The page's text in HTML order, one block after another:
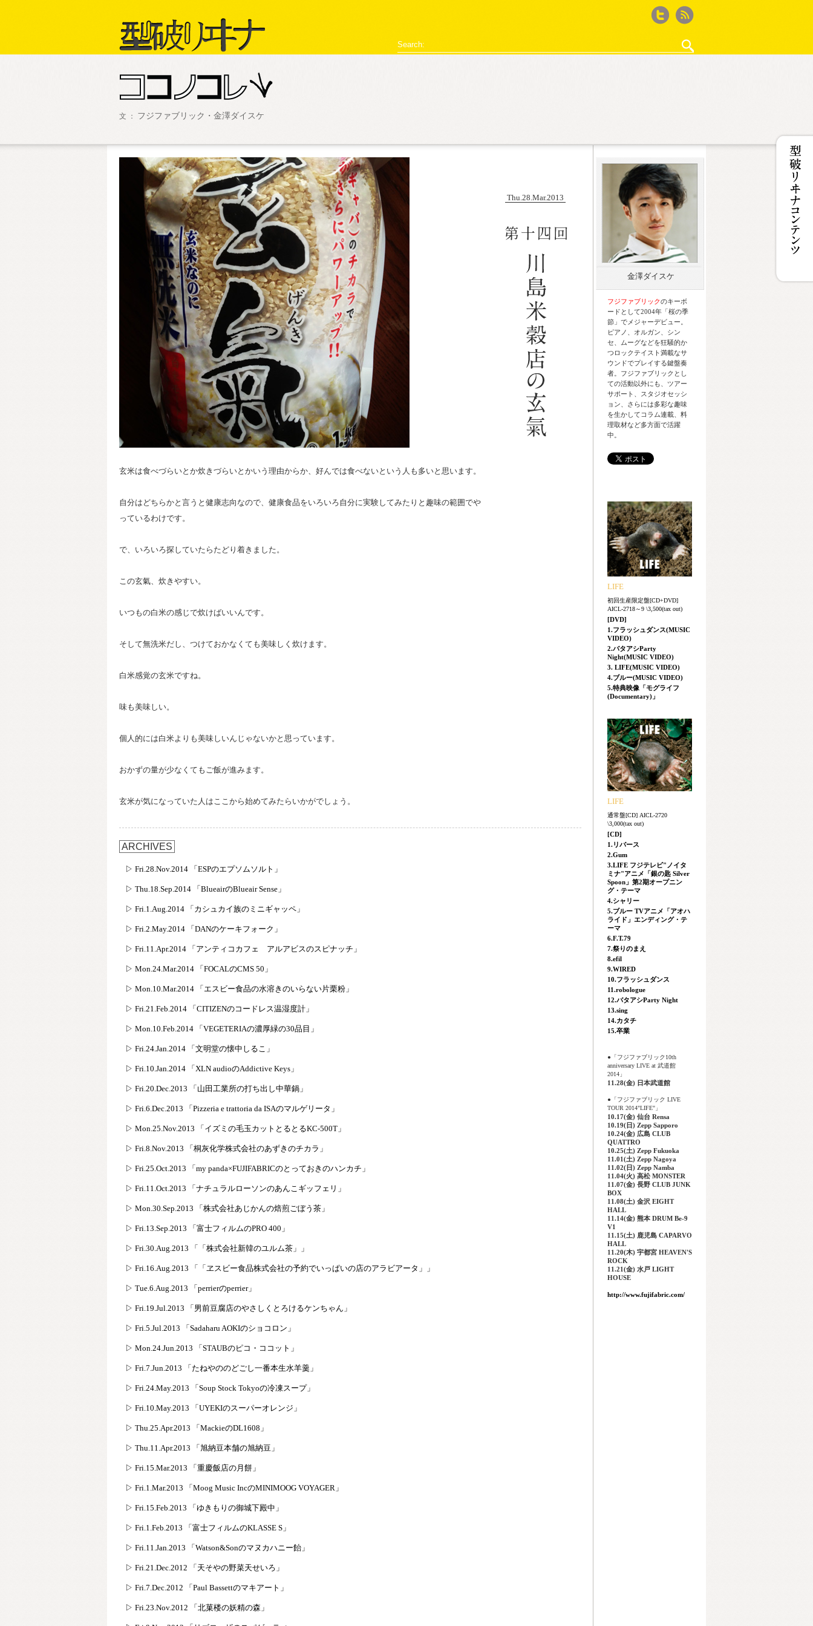
Twitter
Search:
女王のコ
型破リヰナの輪
鈴木淳史の｢WEBサイト作るから何か書いて｣と
文 ： フジファブリック・金澤ダイスケ
金澤ダイスケ
フジファブリックのキーボ
ードとして2004年「桜の季
節」でメジャーデビュー。
ピアノ、オルガン、シン
セ、ムーグなどを狂騒的か
つロックテイスト満載なサ
ウンドでプレイする鍵盤奏
者。フジファブリックとし
ての活動以外にも、ツアー
サポート、スタジオセッシ
ョン、さらには多彩な趣味
を生かしてコラム連載、料
理取材など多方面で活躍
中。
LIFE
初回生産限定盤[CD+DVD]
AICL-2718～9 \3,500(tax out)
[DVD]
1.フラッシュダンス(MUSIC
VIDEO)
2.バタアシParty
Night(MUSIC VIDEO)
3. LIFE(MUSIC VIDEO)
4.ブルー(MUSIC VIDEO)
5.特典映像「モグライフ
(Documentary)」
LIFE
通常盤[CD] AICL-2720
\3,000(tax out)
[CD]
1.リバース
2.Gum
3.LIFE フジテレビ"ノイタ
ミナ"アニメ「銀の匙 Silver
Spoon」第2期オープニン
グ・テーマ
4.シャリー
5.ブルー TVアニメ「アオハ
ライド」エンディング・テ
ーマ
6.F.T.79
7.祭りのまえ
8.efil
9.WIRED
10.フラッシュダンス
11.robologue
12.バタアシParty Night
13.sing
14.カタチ
15.卒業
●「フジファブリック10th
anniversary LIVE at 武道館
2014」
11.28(金) 日本武道館
●「フジファブリック LIVE
TOUR 2014"LIFE"」
10.17(金) 仙台 Rensa
10.19(日) Zepp Sapporo
10.24(金) 広島 CLUB
QUATTRO
10.25(土) Zepp Fukuoka
11.01(土) Zepp Nagoya
11.02(日) Zepp Namba
11.04(火) 高松 MONSTER
11.07(金) 長野 CLUB JUNK
BOX
11.08(土) 金沢 EIGHT
HALL
11.14(金) 熊本 DRUM Be-9
V1
11.15(土) 鹿児島 CAPARVO
HALL
11.20(木) 宇都宮 HEAVEN'S
ROCK
11.21(金) 水戸 LIGHT
HOUSE
http://www.fujifabric.com/
Thu.28.Mar.2013
玄米は食べづらいとか炊きづらいとかいう理由からか、好んでは食べないという人も多いと思います。
自分はどちらかと言うと健康志向なので、健康食品をいろいろ自分に実験してみたりと趣味の範囲でや
っているわけです。
で、いろいろ探していたらたどり着きました。
この玄氣、炊きやすい。
いつもの白米の感じで炊けばいいんです。
そして無洗米だし、つけておかなくても美味しく炊けます。
白米感覚の玄米ですね。
味も美味しい。
個人的には白米よりも美味しいんじゃないかと思っています。
おかずの量が少なくてもご飯が進みます。
玄米が気になっていた人はここから始めてみたらいかがでしょう。
ARCHIVES
▷ Fri.28.Nov.2014 「ESPのエプソムソルト」
▷ Thu.18.Sep.2014 「BlueairのBlueair Sense」
▷ Fri.1.Aug.2014 「カシュカイ族のミニギャッペ」
▷ Fri.2.May.2014 「DANのケーキフォーク」
▷ Fri.11.Apr.2014 「アンティコカフェ アルアビスのスピナッチ」
▷ Mon.24.Mar.2014 「FOCALのCMS 50」
▷ Mon.10.Mar.2014 「エスビー食品の水溶きのいらない片栗粉」
▷ Fri.21.Feb.2014 「CITIZENのコードレス温湿度計」
▷ Mon.10.Feb.2014 「VEGETERIAの濃厚緑の30品目」
▷ Fri.24.Jan.2014 「文明堂の懐中しるこ」
▷ Fri.10.Jan.2014 「XLN audioのAddictive Keys」
▷ Fri.20.Dec.2013 「山田工業所の打ち出し中華鍋」
▷ Fri.6.Dec.2013 「Pizzeria e trattoria da ISAのマルゲリータ」
▷ Mon.25.Nov.2013 「イズミの毛玉カットとるとるKC-500T」
▷ Fri.8.Nov.2013 「桐灰化学株式会社のあずきのチカラ」
▷ Fri.25.Oct.2013 「my panda×FUJIFABRICのとっておきのハンカチ」
▷ Fri.11.Oct.2013 「ナチュラルローソンのあんこギッフェリ」
▷ Mon.30.Sep.2013 「株式会社あじかんの焙煎ごぼう茶」
▷ Fri.13.Sep.2013 「富士フィルムのPRO 400」
▷ Fri.30.Aug.2013 「「株式会社新韓のユルム茶」」
▷ Fri.16.Aug.2013 「「ヱスビー食品株式会社の予約でいっぱいの店のアラビアータ」」
▷ Tue.6.Aug.2013 「perrierのperrier」
▷ Fri.19.Jul.2013 「男前豆腐店のやさしくとろけるケンちゃん」
▷ Fri.5.Jul.2013 「Sadaharu AOKIのショコロン」
▷ Mon.24.Jun.2013 「STAUBのピコ・ココット」
▷ Fri.7.Jun.2013 「たねやののどごし一番本生水羊羹」
▷ Fri.24.May.2013 「Soup Stock Tokyoの冷凍スープ」
▷ Fri.10.May.2013 「UYEKIのスーパーオレンジ」
▷ Thu.25.Apr.2013 「MackieのDL1608」
▷ Thu.11.Apr.2013 「旭納豆本舗の旭納豆」
▷ Fri.15.Mar.2013 「重慶飯店の月餅」
▷ Fri.1.Mar.2013 「Moog Music IncのMINIMOOG VOYAGER」
▷ Fri.15.Feb.2013 「ゆきもりの御城下殿中」
▷ Fri.1.Feb.2013 「富士フィルムのKLASSE S」
▷ Fri.11.Jan.2013 「Watson&Sonのマヌカハニー飴」
▷ Fri.21.Dec.2012 「天そやの野菜天せいろ」
▷ Fri.7.Dec.2012 「Paul Bassettのマキアート」
▷ Fri.23.Nov.2012 「北菓楼の妖精の森」